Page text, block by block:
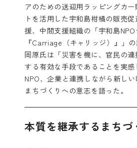
アのための送迎用ラッピングカ
トを活用した宇和島柑橘の販売
援、中間支援組織の「宇和島
『Carriage（キャリッジ）』」の
岡原氏は「災害を機に、官民の
する有効な手段であることを実感
NPO、企業と連携しながら新し
まちづくりへの意志を語った。
本質を継承するまち